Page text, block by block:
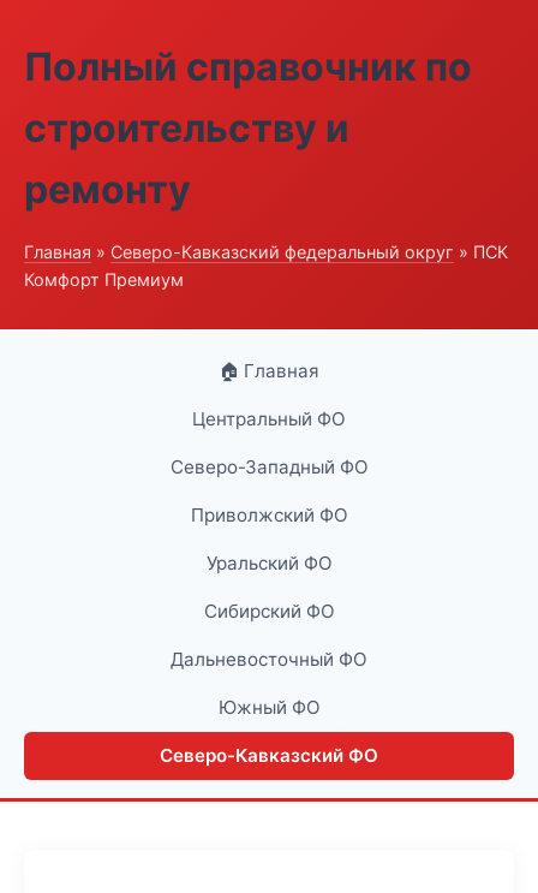
Полный справочник по
строительству и
ремонту
Главная » Северо-Кавказский федеральный округ » ПСК
Комфорт Премиум
🏠 Главная
Центральный ФО
Северо-Западный ФО
Приволжский ФО
Уральский ФО
Сибирский ФО
Дальневосточный ФО
Южный ФО
Северо-Кавказский ФО